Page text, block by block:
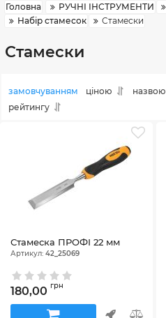
Головна РУЧНІ ІНСТРУМЕНТИ
Набір стамесок
Стамески
Стамески
замовчуванням ціною
назвою
рейтингу
Стамеска ПРОФІ 22 мм
Артикул: 42_25069
180,00 грн